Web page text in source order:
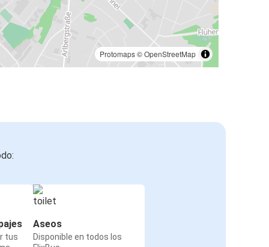
Protomaps©OpenStreetMap
tus
Aseos
Disponible en todos los